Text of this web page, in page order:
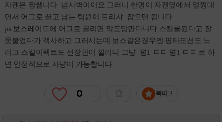
자켄은 짱쌥니다 넘사벽이이요 그러니 한명이 자켄옆에서 얼쩡대
면서 어그로 끌고 남는 팀원이 트리샤 잡으면 됩니다
ps 보스레이드에 어그로 끌리면 막도망만다니다 스킬쿨됬다고 잘
못붙었다가 객사하고 그러시는데 보스같은경우엔 평타모션도 느
리고 스킬이펙트도 선장판이 깔리니 그냥 평1 ㅌㅌ 평1 ㅌㅌ 로 하
면 안정적으로 사냥이 가능합니다
0 북마크